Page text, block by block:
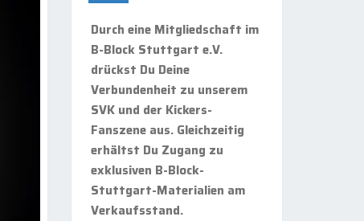
Durch eine Mitgliedschaft im
B-Block Stuttgart e.V.
drückst Du Deine
Verbundenheit zu unserem
SVK und der Kickers-
Fanszene aus. Gleichzeitig
erhältst Du Zugang zu
exklusiven B-Block-
Stuttgart-Materialien am
Verkaufsstand.